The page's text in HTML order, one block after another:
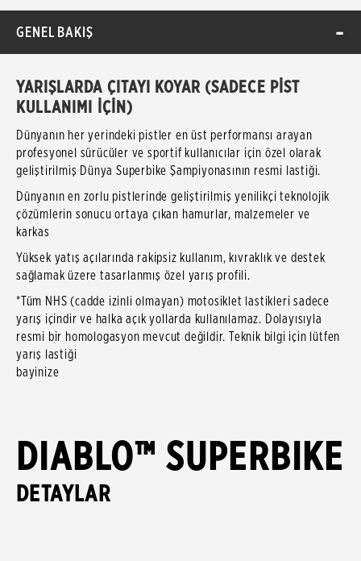
GENEL BAKIŞ
YARIŞLARDA ÇITAYI KOYAR (SADECE PİST
KULLANIMI İÇİN)
Dünyanın her yerindeki pistler en üst performansı arayan
profesyonel sürücüler ve sportif kullanıcılar için özel olarak
geliştirilmiş Dünya Superbike Şampiyonasının resmi lastiği.
Dünyanın en zorlu pistlerinde geliştirilmiş yenilikçi teknolojik
çözümlerin sonucu ortaya çıkan hamurlar, malzemeler ve
karkas
Yüksek yatış açılarında rakipsiz kullanım, kıvraklık ve destek
sağlamak üzere tasarlanmış özel yarış profili.
*Tüm NHS (cadde izinli olmayan) motosiklet lastikleri sadece
yarış içindir ve halka açık yollarda kullanılamaz. Dolayısıyla
resmi bir homologasyon mevcut değildir. Teknik bilgi için lütfen
yarış lastiği
bayinize
DIABLO™ SUPERBIKE
DETAYLAR